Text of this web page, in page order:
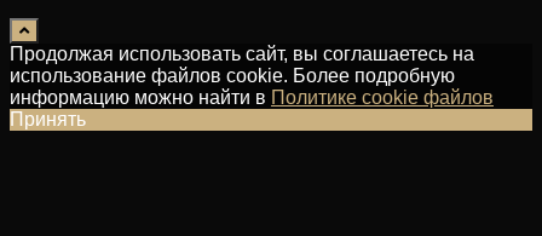
Продолжая использовать сайт, вы соглашаетесь на
использование файлов cookie. Более подробную
информацию можно найти в Политике cookie файлов
Принять